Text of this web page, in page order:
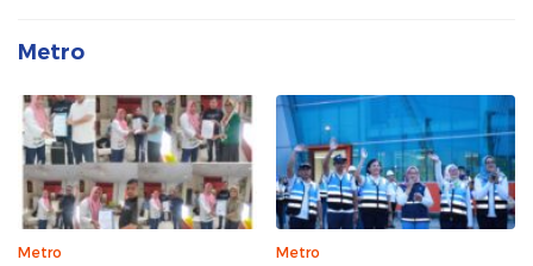
Metro
Metro Metro